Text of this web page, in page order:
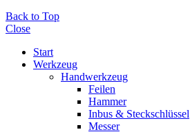
Back to Top
Close
Start
Werkzeug
Handwerkzeug
Feilen
Hammer
Inbus & Steckschlüssel
Messer